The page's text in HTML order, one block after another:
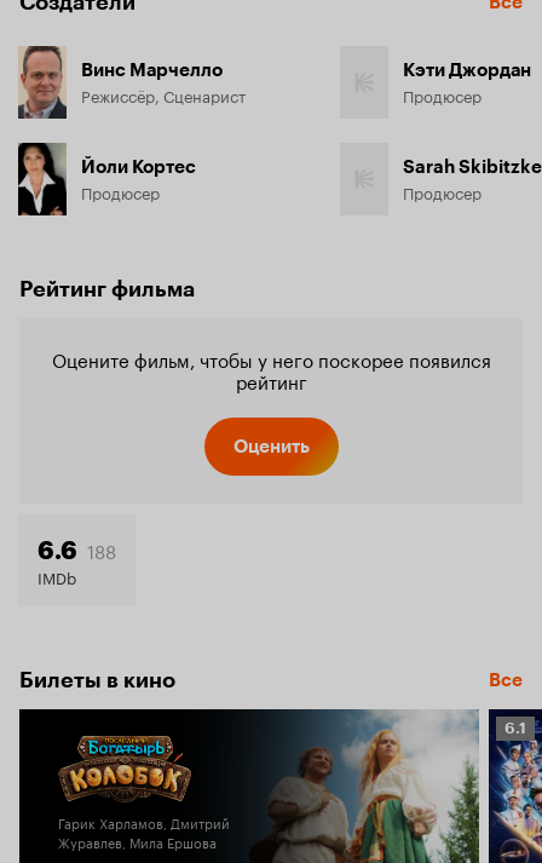
Винс Марчелло
Режиссёр, Сценарист
Йоли Кортес
Продюсер
Кэти Джордан
Продюсер
Sarah Skibitzke
Продюсер
Рейтинг фильма
Оцените фильм, чтобы у него поскорее появился
рейтинг
Оценить
6.6 188
IMDb
Билеты в кино Все
Гарик Харламов, Дмитрий
Журавлев, Мила Ершова
6.1
6.1